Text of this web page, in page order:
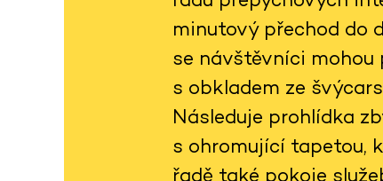
minutový přechod do
se návštěvníci
s obkladem ze
Následuje prohlídka
s ohromující tapetou,
řadě také pokoje